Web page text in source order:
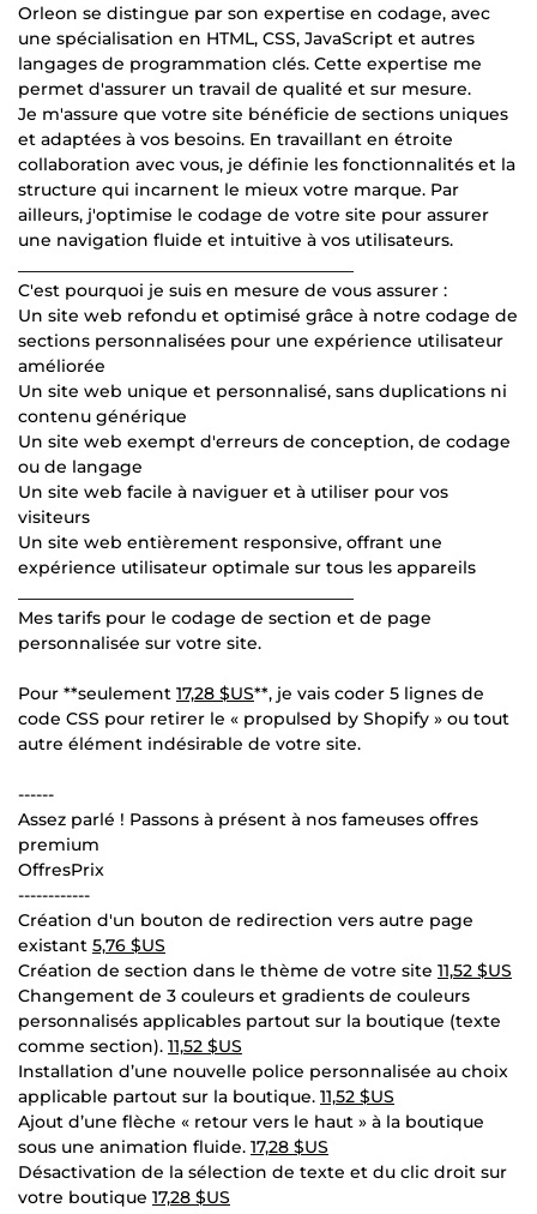
Orleon se distingue par son expertise en codage, avec
une spécialisation en HTML, CSS, JavaScript et autres
langages de programmation clés. Cette expertise me
permet d'assurer un travail de qualité et sur mesure.
Je m'assure que votre site bénéficie de sections uniques
et adaptées à vos besoins. En travaillant en étroite
collaboration avec vous, je définie les fonctionnalités et la
structure qui incarnent le mieux votre marque. Par
ailleurs, j'optimise le codage de votre site pour assurer
une navigation fluide et intuitive à vos utilisateurs.
C'est pourquoi je suis en mesure de vous assurer :
Un site web refondu et optimisé grâce à notre codage de
sections personnalisées pour une expérience utilisateur
améliorée
Un site web unique et personnalisé, sans duplications ni
contenu générique
Un site web exempt d'erreurs de conception, de codage
ou de langage
Un site web facile à naviguer et à utiliser pour vos
visiteurs
Un site web entièrement responsive, offrant une
expérience utilisateur optimale sur tous les appareils
Mes tarifs pour le codage de section et de page
personnalisée sur votre site.
Pour **seulement 17,28 $US**, je vais coder 5 lignes de
code CSS pour retirer le « propulsed by Shopify » ou tout
autre élément indésirable de votre site.
------
Assez parlé ! Passons à présent à nos fameuses offres
premium
OffresPrix
------------
Création d'un bouton de redirection vers autre page
existant 5,76 $US
Création de section dans le thème de votre site 11,52 $US
Changement de 3 couleurs et gradients de couleurs
personnalisés applicables partout sur la boutique (texte
comme section). 11,52 $US
Installation d’une nouvelle police personnalisée au choix
applicable partout sur la boutique. 11,52 $US
Ajout d’une flèche « retour vers le haut » à la boutique
sous une animation fluide. 17,28 $US
Désactivation de la sélection de texte et du clic droit sur
votre boutique 17,28 $US